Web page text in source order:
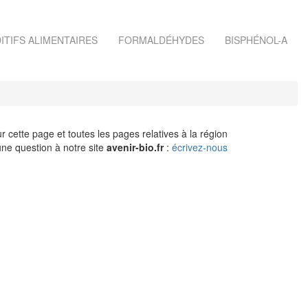
ALIMENTAIRES FORMALDÉHYDES BISPHÉNOL-A
cette page et toutes les pages relatives à la région
question à notre siteavenir-bio.fr: écrivez-nous